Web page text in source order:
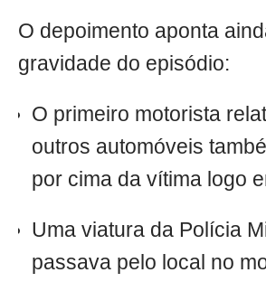
O depoimento aponta
gravidade do episódio:
O primeiro motorista
outros automóveis
por cima da vítima logo
Uma viatura da Polícia
passava pelo local no